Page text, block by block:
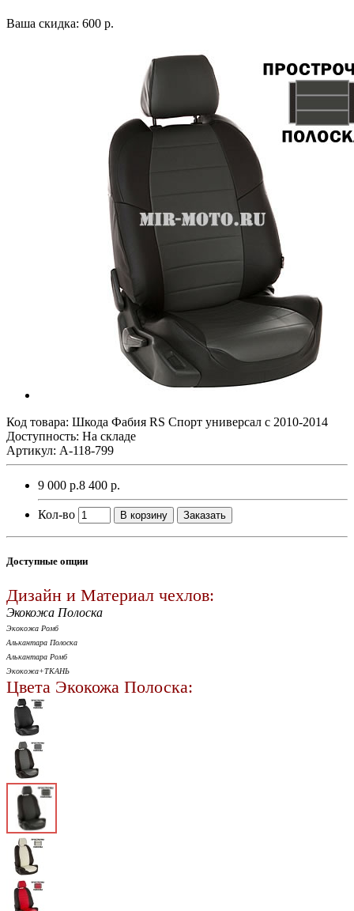
Ваша скидка: 600 р.
Код товара: Шкода Фабия RS Спорт универсал с 2010-2014
Доступность: На складе
Артикул: A-118-799
9 000 р.8 400 р.
Кол-во В корзину Заказать
Доступные опции
Дизайн и Материал чехлов:
Экокожа Полоска
Экокожа Ромб
Алькантара Полоска
Алькантара Ромб
Экокожа+ТКАНЬ
Цвета Экокожа Полоска: